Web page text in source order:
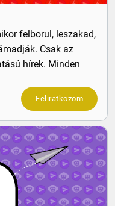
felborul, leszakad,
Csak az
hírek. Minden
Feliratkozom